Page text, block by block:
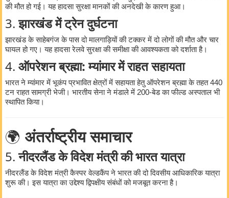
की मौत हो गई। यह हादसा सुरक्षा मानकों की अनदेखी के कारण हुआ।
3.झारखंड में ट्रेन दुर्घटना
झारखंड के साहेबगंज के पास दो मालगाड़ियों की टक्कर में दो लोगों की मौत और चार
घायल हो गए। यह हादसा रेलवे सुरक्षा की समीक्षा की आवश्यकता को दर्शाता है।
4. ऑपरेशन ब्रह्मा: म्यांमार में राहत सहायता
भारत ने म्यांमार में भूकंप प्रभावित क्षेत्रों में सहायता हेतु ऑपरेशन ब्रह्मा के तहत 440
टन राहत सामग्री भेजी। भारतीय सेना ने मंडाले में 200-बेड का फील्ड अस्पताल भी
स्थापित किया।
🌍 अंतर्राष्ट्रीय समाचार
5.नीदरलैंड के विदेश मंत्री की भारत यात्रा
नीदरलैंड के विदेश मंत्री कैस्पर वेल्डकैंप ने भारत की दो दिवसीय आधिकारिक यात्रा
शुरू की। इस यात्रा का उद्देश्य द्विपक्षीय संबंधों को मजबूत करना है।